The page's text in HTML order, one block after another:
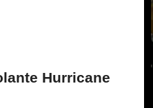
Hurricane